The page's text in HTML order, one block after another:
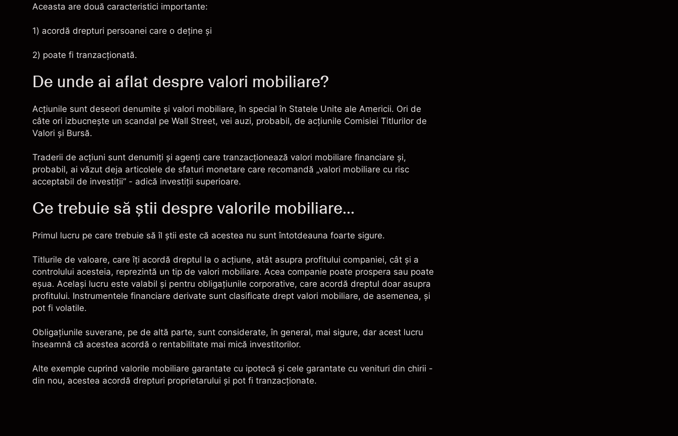
Aceasta are două caracteristici importante:
1) acordă drepturi persoanei care o deţine şi
2) poate fi tranzacţionată.
De unde ai aflat despre valori mobiliare?
Acţiunile sunt deseori denumite şi valori mobiliare, în special în Statele Unite ale Americii. Ori de
câte ori izbucneşte un scandal pe Wall Street, vei auzi, probabil, de acţiunile Comisiei Titlurilor de
Valori şi Bursă.
Traderii de acţiuni sunt denumiţi şi agenţi care tranzacţionează valori mobiliare financiare şi,
probabil, ai văzut deja articolele de sfaturi monetare care recomandă „valori mobiliare cu risc
acceptabil de investiţii” - adică investiţii superioare.
Ce trebuie să ştii despre valorile mobiliare...
Primul lucru pe care trebuie să îl ştii este că acestea nu sunt întotdeauna foarte sigure.
Titlurile de valoare, care îţi acordă dreptul la o acţiune, atât asupra profitului companiei, cât şi a
controlului acesteia, reprezintă un tip de valori mobiliare. Acea companie poate prospera sau poate
eşua. Acelaşi lucru este valabil şi pentru obligaţiunile corporative, care acordă dreptul doar asupra
profitului. Instrumentele financiare derivate sunt clasificate drept valori mobiliare, de asemenea, şi
pot fi volatile.
Obligaţiunile suverane, pe de altă parte, sunt considerate, în general, mai sigure, dar acest lucru
înseamnă că acestea acordă o rentabilitate mai mică investitorilor.
Alte exemple cuprind valorile mobiliare garantate cu ipotecă şi cele garantate cu venituri din chirii -
din nou, acestea acordă drepturi proprietarului şi pot fi tranzacţionate.